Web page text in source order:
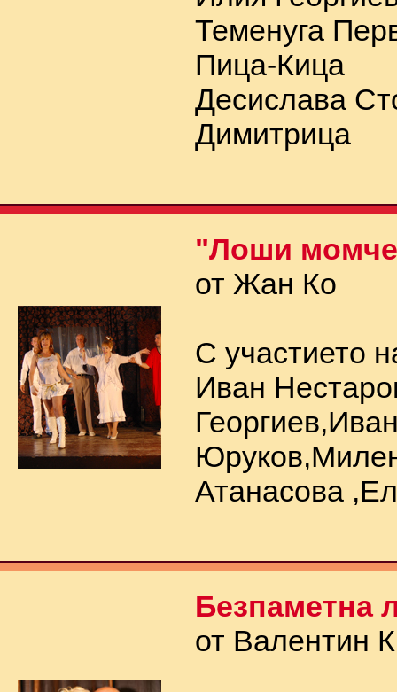
Теменуга
Пица-Кица
Десислава
Димитрица
"Лоши
от Жан Ко
С участието
Иван
Атанасова
Безпаметна
от Валентин